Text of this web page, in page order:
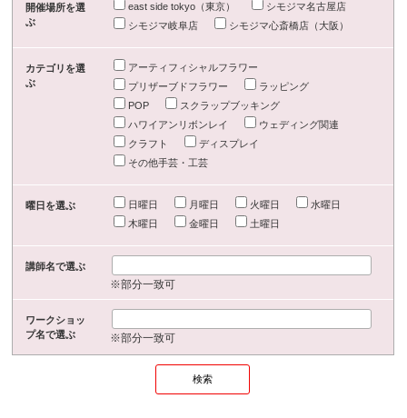
開催場所を選
ぶ
east side tokyo（東京）
シモジマ名古屋店
シモジマ岐阜店
シモジマ心斎橋店（大阪）
カテゴリを選
ぶ
アーティフィシャルフラワー
プリザーブドフラワー
ラッピング
POP
スクラップブッキング
ハワイアンリボンレイ
ウェディング関連
クラフト
ディスプレイ
その他手芸・工芸
曜日を選ぶ 日曜日 月曜日 火曜日
水曜日
木曜日
金曜日 土曜日
講師名で選ぶ
※部分一致可
ワークショッ
プ名で選ぶ
※部分一致可